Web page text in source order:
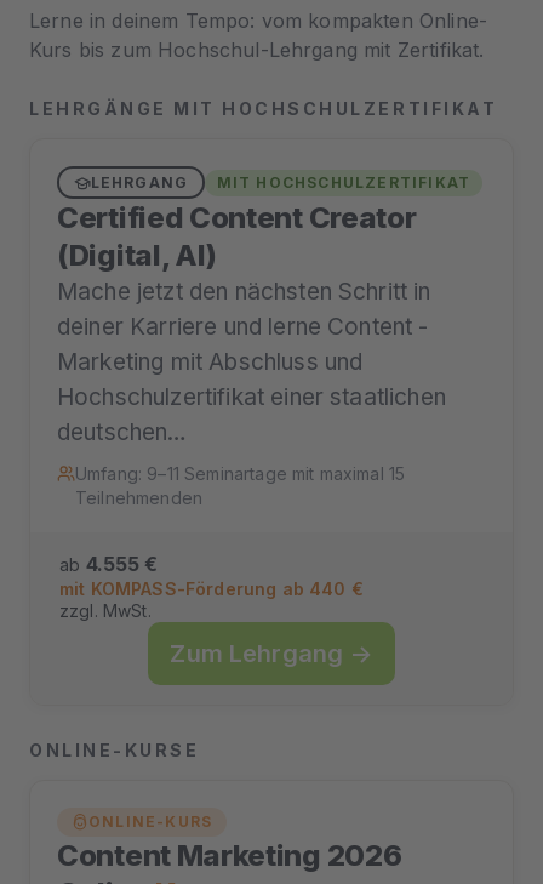
Lerne in deinem Tempo: vom kompakten Online-
Kurs bis zum Hochschul-Lehrgang mit Zertifikat.
LEHRGÄNGE MIT HOCHSCHULZERTIFIKAT
LEHRGANG MIT HOCHSCHULZERTIFIKAT
Certified Content Creator
(Digital, AI)
Mache jetzt den nächsten Schritt in
deiner Karriere und lerne Content -
Marketing mit Abschluss und
Hochschulzertifikat einer staatlichen
deutschen…
Umfang: 9–11 Seminartage mit maximal 15
Teilnehmenden
ab 4.555 €
mit KOMPASS-Förderung ab 440 €
zzgl. MwSt.
Zum Lehrgang →
ONLINE-KURSE
ONLINE-KURS
Content Marketing 2026